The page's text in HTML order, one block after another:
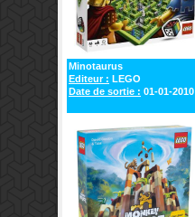
Minotaurus
Editeur : LEGO
Date de sortie : 01-01-2010